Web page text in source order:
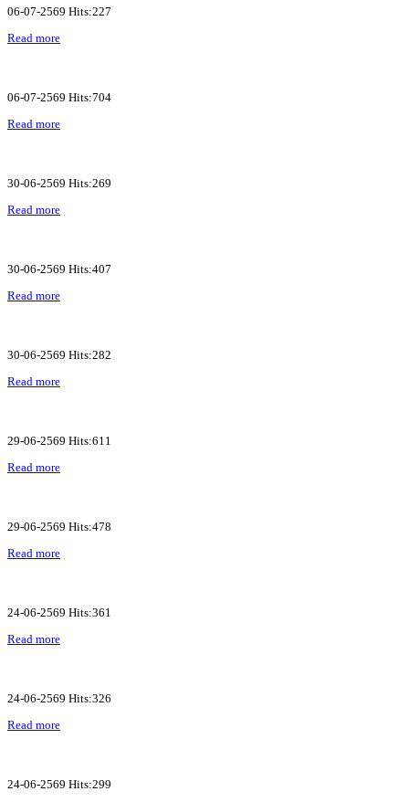
06-07-2569 Hits:227
Read more
06-07-2569 Hits:704
Read more
30-06-2569 Hits:269
Read more
30-06-2569 Hits:407
Read more
30-06-2569 Hits:282
Read more
29-06-2569 Hits:611
Read more
29-06-2569 Hits:478
Read more
24-06-2569 Hits:361
Read more
24-06-2569 Hits:326
Read more
24-06-2569 Hits:299